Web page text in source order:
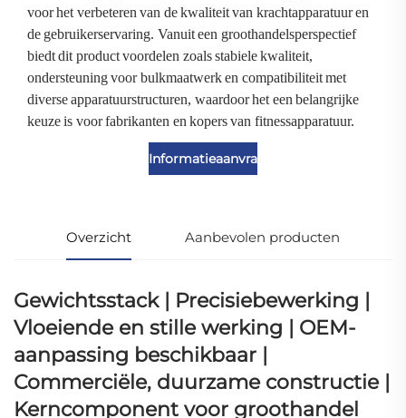
voor het verbeteren van de kwaliteit van krachtapparatuur en
de gebruikerservaring. Vanuit een groothandelsperspectief
biedt dit product voordelen zoals stabiele kwaliteit,
ondersteuning voor bulkmaatwerk en compatibiliteit met
diverse apparatuurstructuren, waardoor het een belangrijke
keuze is voor fabrikanten en kopers van fitnessapparatuur.
Informatieaanvraag
Overzicht Aanbevolen producten
Gewichtsstack | Precisiebewerking |
Vloeiende en stille werking | OEM-
aanpassing beschikbaar |
Commerciële, duurzame constructie |
Kerncomponent voor groothandel